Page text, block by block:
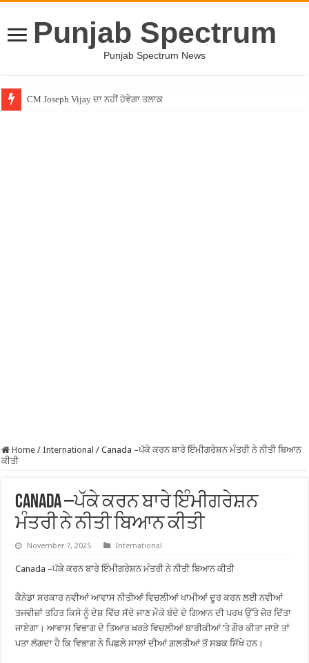
Punjab Spectrum
Punjab Spectrum News
CM Joseph Vijay ਦਾ ਨਹੀਂ ਹੋਵੇਗਾ ਤਲਾਕ
Home / International / Canada –ਪੱਕੇ ਕਰਨ ਬਾਰੇ ਇੰਮੀਗਰੇਸ਼ਨ ਮੰਤਰੀ ਨੇ ਨੀਤੀ ਬਿਆਨ
ਕੀਤੀ
Canada –ਪੱਕੇ ਕਰਨ ਬਾਰੇ ਇੰਮੀਗਰੇਸ਼ਨ
ਮੰਤਰੀ ਨੇ ਨੀਤੀ ਬਿਆਨ ਕੀਤੀ
November 7, 2025 International
Canada –ਪੱਕੇ ਕਰਨ ਬਾਰੇ ਇੰਮੀਗਰੇਸ਼ਨ ਮੰਤਰੀ ਨੇ ਨੀਤੀ ਬਿਆਨ ਕੀਤੀ
ਕੈਨੇਡਾ ਸਰਕਾਰ ਨਵੀਆਂ ਆਵਾਸ ਨੀਤੀਆਂ ਵਿਚਲੀਆਂ ਖਾਮੀਆਂ ਦੂਰ ਕਰਨ ਲਈ ਨਵੀਆਂ
ਤਜਵੀਜ਼ਾਂ ਤਹਿਤ ਕਿਸੇ ਨੂੰ ਦੇਸ਼ ਵਿੱਚ ਸੱਦੇ ਜਾਣ ਮੌਕੇ ਬੰਦੇ ਦੇ ਗਿਆਨ ਦੀ ਪਰਖ ਉੱਤੇ ਜ਼ੋਰ ਦਿੱਤਾ
ਜਾਏਗਾ। ਆਵਾਸ ਵਿਭਾਗ ਦੇ ਤਿਆਰ ਖਰੜੇ ਵਿਚਲੀਆਂ ਬਾਰੀਕੀਆਂ ’ਤੇ ਗੌਰ ਕੀਤਾ ਜਾਏ ਤਾਂ
ਪਤਾ ਲੱਗਦਾ ਹੈ ਕਿ ਵਿਭਾਗ ਨੇ ਪਿਛਲੇ ਸਾਲਾਂ ਦੀਆਂ ਗ਼ਲਤੀਆਂ ਤੋਂ ਸਬਕ ਸਿੱਖੇ ਹਨ।